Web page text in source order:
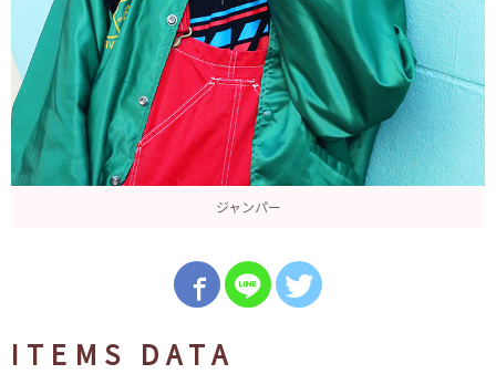
ジャンパー
ITEMS DATA